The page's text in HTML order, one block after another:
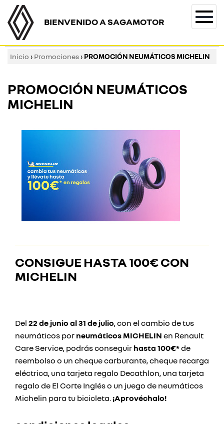
BIENVENIDO A SAGAMOTOR
Inicio › Promociones› PROMOCIÓN NEUMÁTICOS MICHELIN
PROMOCIÓN NEUMÁTICOS
MICHELIN
CONSIGUE HASTA100€ CON
MICHELIN
Del 22 de junio al 31 de julio, con el cambio de tus
neumáticos por neumáticos MICHELIN en Renault
Care Service, podrás conseguir hasta 100€*de
reembolso o un cheque carburante, cheque recarga
eléctrica, una tarjeta regalo Decathlon, una tarjeta
regalo de El Corte Inglés o un juego de neumáticos
Michelin para tu bicicleta. ¡Aprovéchalo!